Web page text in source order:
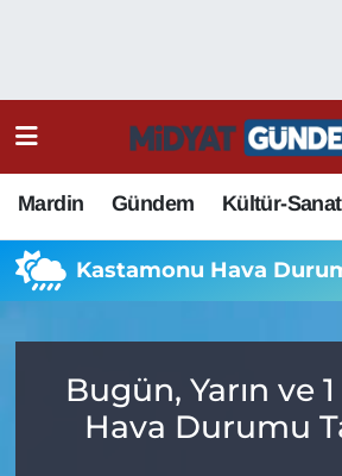
Mardin Gündem Kültür-Sanat
Kastamonu Hava
Bugün, Yarın ve
Hava Durumu